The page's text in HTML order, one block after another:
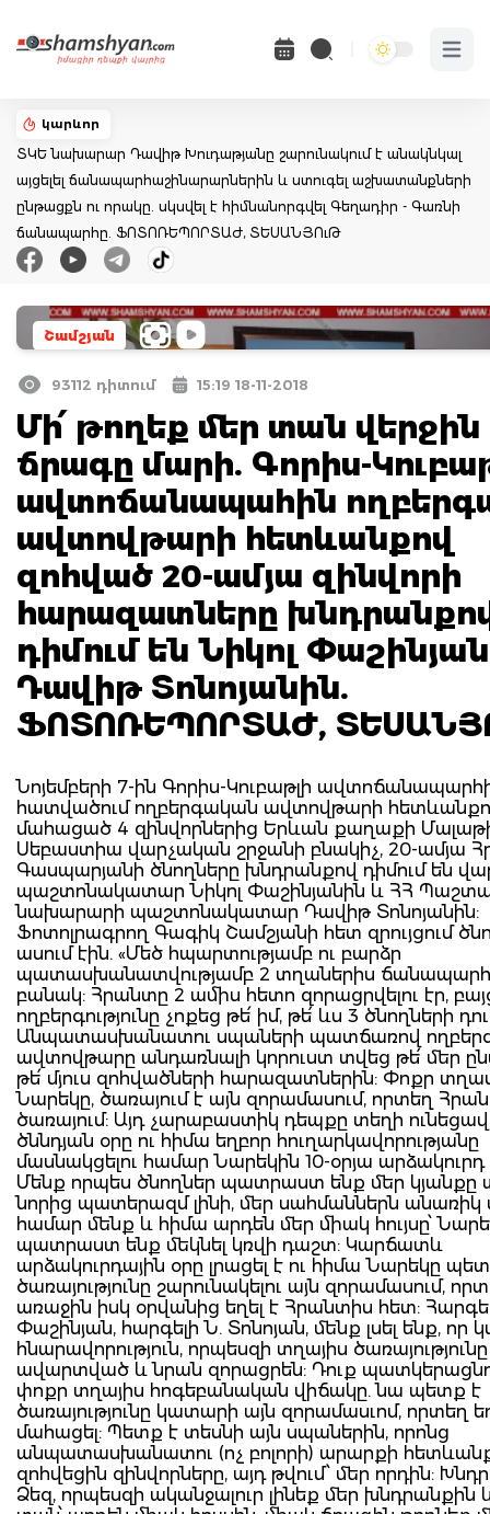
Open
կարևոր
ՏԿԵ նախարար Դավիթ Խուդաթյանը շարունակում է անակնկալ
այցելել ճանապարհաշինարարներին և ստուգել աշխատանքների
ընթացքն ու որակը. սկսվել է հիմնանորգվել Գեղադիր - Գառնի
ճանապարհը. ՖՈՏՈՌԵՊՈՐՏԱԺ, ՏԵՍԱՆՅՈւԹ
Շամշյան
93112 դիտում 15:19 18-11-2018
Մի՛ թողեք մեր տան վերջին
ճրագը մարի. Գորիս-
ավտոճանապահին
ավտովթարի հետևանքով
զոհված 20-ամյա զինվորի
հարազատները
դիմում են Նիկոլ
Դավիթ Տոնոյանին.
ՖՈՏՈՌԵՊՈՐՏԱԺ,
Նոյեմբերի 7-ին Գորիս-Կուբաթլի
հատվածում ողբերգական ավտովթարի
մահացած 4 զինվորներից Երևան քաղաքի
Սեբաստիա վարչական շրջանի բնակիչ, 20-ամյա
Գասպարյանի ծնողները խնդրանքով դիմում են
պաշտոնակատար Նիկոլ Փաշինյանին և ՀՀ
նախարարի պաշտոնակատար Դավիթ Տոնոյանին:
Ֆոտոլրագրող Գագիկ Շամշյանի հետ զրույցում
ասում էին. «Մեծ հպարտությամբ ու բարձր
պատասխանատվությամբ 2 տղաներիս
բանակ: Հրանտը 2 ամիս հետո զորացրվելու էր,
ողբերգությունը չոքեց թե՛ իմ, թե՛ ևս 3 ծնողների
Անպատասխանատու սպաների պատճառով
ավտովթարը անդառնալի կորուստ տվեց թե՛ մեր
թե՛ մյուս զոհվածների հարազատներին: Փոքր
Նարեկը, ծառայում է այն զորամասում, որտեղ
ծառայում: Այդ չարաբաստիկ դեպքը տեղի
ծննդյան օրը ու հիմա եղբոր հուղարկավորությանը
մասնակցելու համար Նարեկին 10-օրյա արձակուրդ
Մենք որպես ծնողներ պատրաստ ենք մեր կյանքը
նորից պատերազմ լինի, մեր սահմաններն անառիկ
համար մենք և հիմա արդեն մեր միակ հույսը՝
պատրաստ ենք մեկնել կռվի դաշտ: Կարճատև
արձակուրդային օրը լրացել է ու հիմա Նարեկը
ծառայությունը շարունակելու այն զորամասում,
առաջին իսկ օրվանից եղել է Հրանտիս հետ:
Փաշինյան, հարգելի Ն. Տոնոյան, մենք լսել ենք, որ
հնարավորություն, որպեսզի տղայիս
ավարտված և նրան զորացրեն: Դուք
փոքր տղայիս հոգեբանական վիճակը. նա պետք է
ծառայությունը կատարի այն զորամասւոմ, որտեղ
մահացել: Պետք է տեսնի այն սպաներին, որոնց
անպատասխանատու (ոչ բոլորի) արարքի
զոհվեցին զինվորները, այդ թվում՝ մեր որդին:
Ձեզ, որպեսզի ականջալուր լինեք մեր խնդրանքին